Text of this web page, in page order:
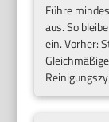
Führe
aus. So
ein. Vorher: